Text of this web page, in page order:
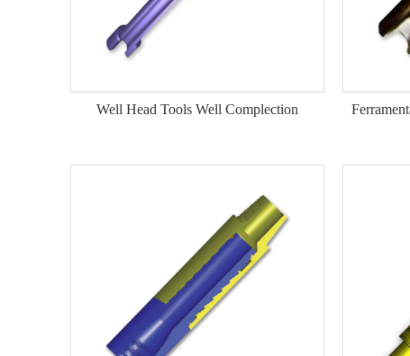
Well Head Tools Well Complection